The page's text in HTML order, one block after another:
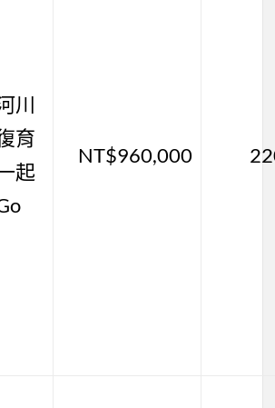
川
育
起
NT$960,000